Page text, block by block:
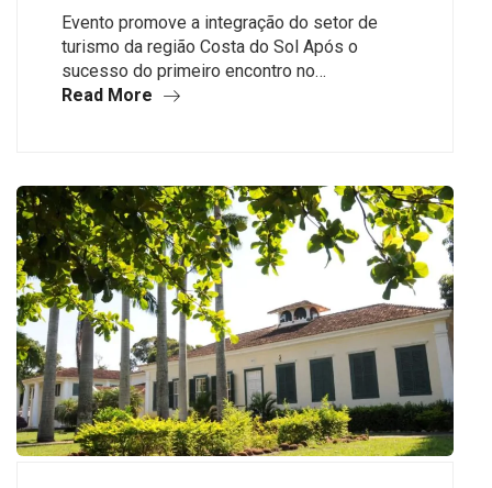
Evento promove a integração do setor de
turismo da região Costa do Sol Após o
sucesso do primeiro encontro no…
Read More